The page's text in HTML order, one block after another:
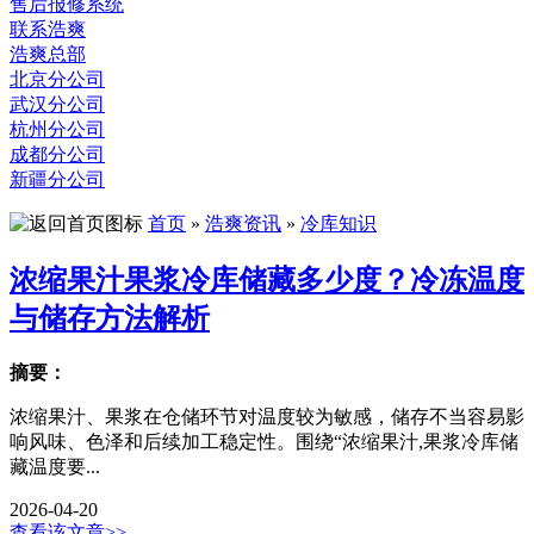
售后报修系统
联系浩爽
浩爽总部
北京分公司
武汉分公司
杭州分公司
成都分公司
新疆分公司
首页 » 浩爽资讯 » 冷库知识
浓缩果汁果浆冷库储藏多少度？冷冻温度
与储存方法解析
摘要：
浓缩果汁、果浆在仓储环节对温度较为敏感，储存不当容易影
响风味、色泽和后续加工稳定性。围绕“浓缩果汁,果浆冷库储
藏温度要...
2026-04-20